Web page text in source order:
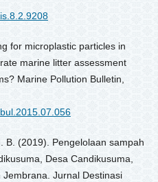
for microplastic particles in
marine litter assessment
Marine Pollution Bulletin,
B. (2019). Pengelolaan sampah
Desa Candikusuma,
Jurnal Destinasi